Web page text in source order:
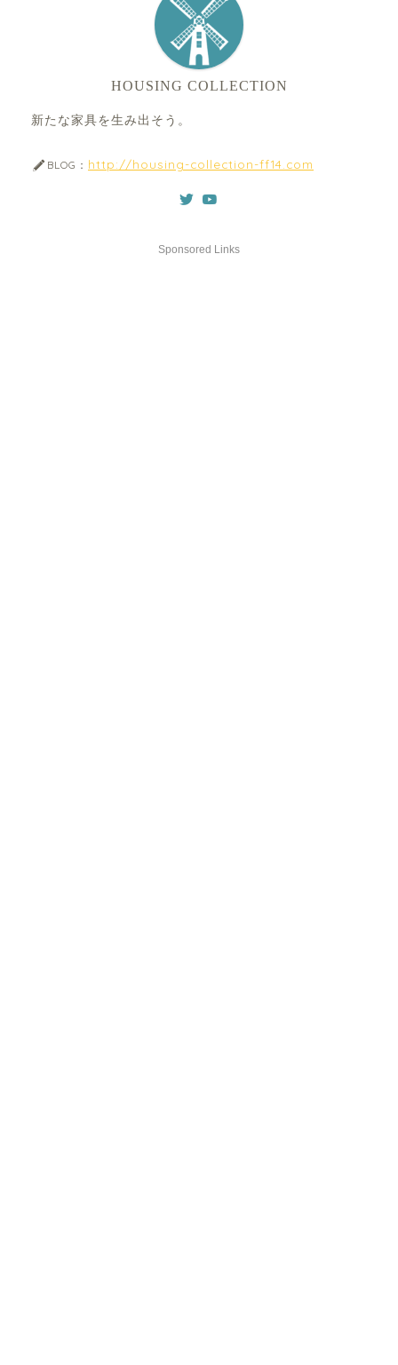
HOUSING COLLECTION
新たな家具を生み出そう。
BLOG： http://housing-collection-ff14.com
Sponsored Links